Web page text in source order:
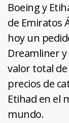
Boeing y
de Emiratos
hoy un
Dreamliner
valor total de
precios de
Etihad en el
mundo.